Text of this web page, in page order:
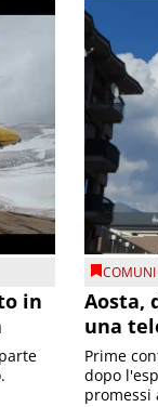
in
COMUNI
Aosta,
una
Prime
dopo